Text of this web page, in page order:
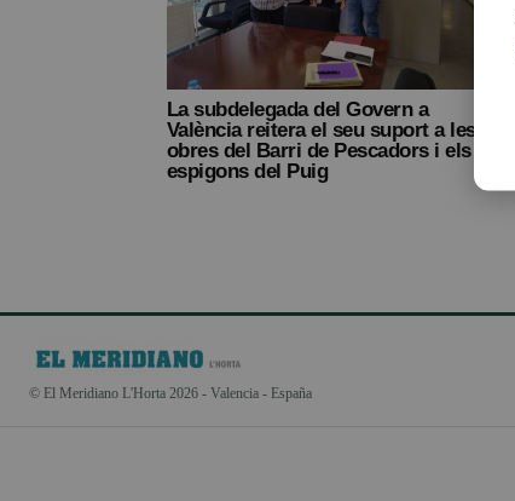
La subdelegada del Govern a
València reitera el seu suport a les
obres del Barri de Pescadors i els
espigons del Puig
© El Meridiano L'Horta 2026 - Valencia - España